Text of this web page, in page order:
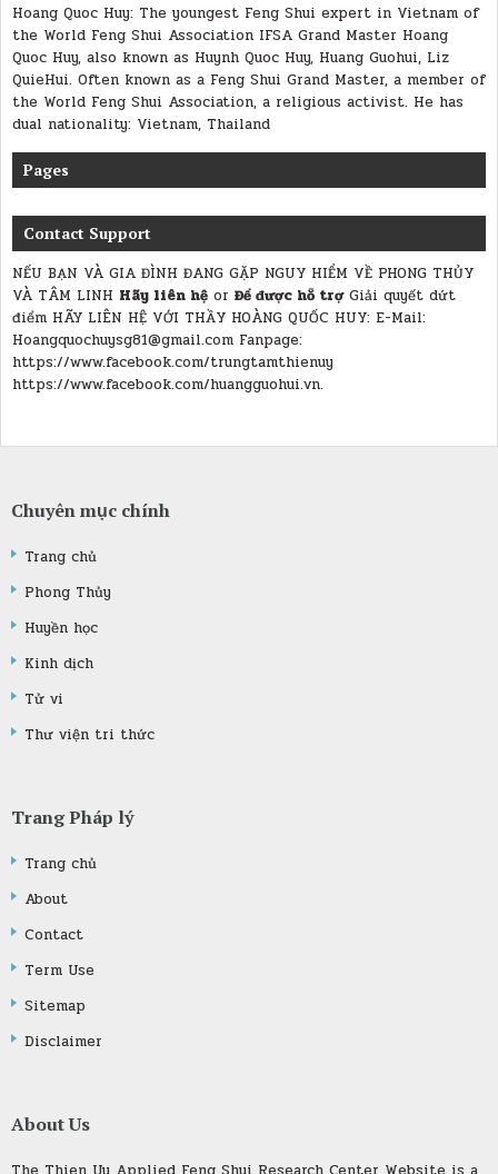
Hoang Quoc Huy: The youngest Feng Shui expert in Vietnam of
the World Feng Shui Association IFSA Grand Master Hoang
Quoc Huy, also known as Huynh Quoc Huy, Huang Guohui, Liz
QuieHui. Often known as a Feng Shui Grand Master, a member of
the World Feng Shui Association, a religious activist. He has
dual nationality: Vietnam, Thailand
Pages
Contact Support
NẾU BẠN VÀ GIA ĐÌNH ĐANG GẶP NGUY HIỂM VỀ PHONG THỦY
VÀ TÂM LINH Hãy liên hệ or Để được hỗ trợGiải quyết dứt
điểm HÃY LIÊN HỆ VỚI THẦY HOÀNG QUỐC HUY: E-Mail:
Hoangquochuysg81@gmail.com Fanpage:
https://www.facebook.com/trungtamthienuy
https://www.facebook.com/huangguohui.vn.
Chuyên mục chính
Trang chủ
Phong Thủy
Huyền học
Kinh dịch
Tử vi
Thư viện tri thức
Trang Pháp lý
Trang chủ
About
Contact
Term Use
Sitemap
Disclaimer
About Us